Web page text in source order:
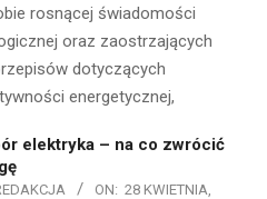
rosnącej świadomości
oraz zaostrzających
dotyczących
energetycznej,
elektryka – na co zwrócić
ON: 28 KWIETNIA,